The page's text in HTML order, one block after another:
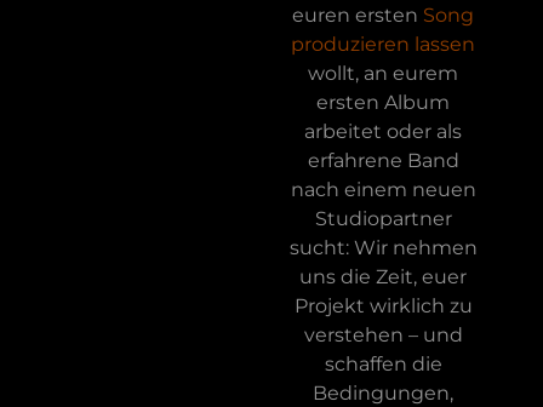
euren ersten Song
produzieren lassen
wollt, an eurem
ersten Album
arbeitet oder als
erfahrene Band
nach einem neuen
Studiopartner
sucht: Wir nehmen
uns die Zeit, euer
Projekt wirklich zu
verstehen – und
schaffen die
Bedingungen,